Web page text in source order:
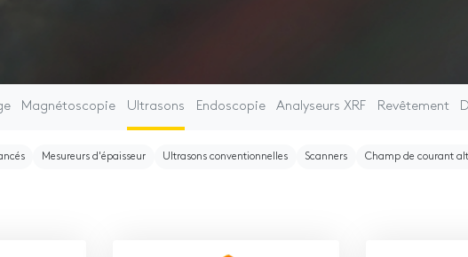
Magnétoscopie Ultrasons Endoscopie Analyseurs XRF Revêtement
Mesureurs d'épaisseur Ultrasons conventionnelles Scanners Champ de courant